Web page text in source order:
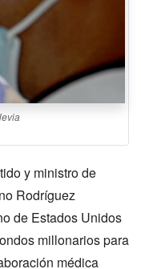
y ministro de
Rodríguez
de Estados Unidos
millonarios para
médica